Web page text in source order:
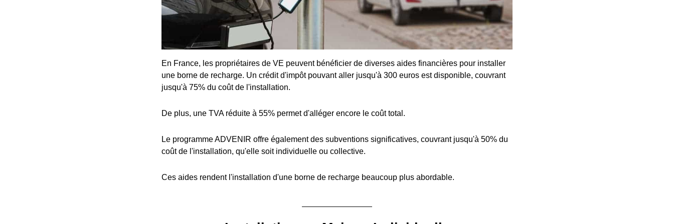
En France, les propriétaires de VE peuvent bénéficier de diverses aides financières pour installer
une borne de recharge. Un crédit d'impôt pouvant aller jusqu'à 300 euros est disponible, couvrant
jusqu'à 75% du coût de l'installation.
De plus, une TVA réduite à 55% permet d'alléger encore le coût total.
Le programme ADVENIR offre également des subventions significatives, couvrant jusqu'à 50% du
coût de l'installation, qu'elle soit individuelle ou collective.
Ces aides rendent l'installation d'une borne de recharge beaucoup plus abordable.